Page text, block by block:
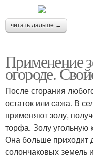
читать дальше →
Применение
огороде.
После сгорания
остаток или сажа. В
применяют золу,
торфа. Золу угольную
Она больше приходит
солончаковых земель